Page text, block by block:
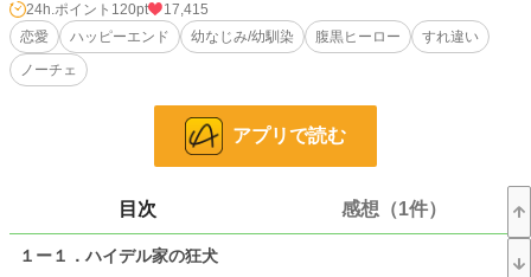
まるで自分の世界にはニーナひとりがいればいいというように。
ある日ニーナに彼氏ができたという噂をヘンリーが耳にしてから、二人の関係は
急激に変化していく――。
わがまま高慢ちきヒロイン全肯定型ヒーローが、なんやかんやと理由をつけてヒ
ロインを丸め込んで絶対に離さない話です。
※ヒロインがヒーローを叩いたりする場面がありますが、ヒーローは喜んでいる
※ヒーローはヒロイン以外を人間とも思っていません。悪くない人もひどい目に
遭っている場合があります。
※性描写のある話には※がついています。
他サイトにも掲載中
24h.ポイント 120pt
17,415
恋愛
ハッピーエンド 幼なじみ/幼馴染 腹黒ヒーロー
すれ違い
ノーチェ
アプリで読む
目次 感想（1件）
１ー１．ハイデル家の狂犬